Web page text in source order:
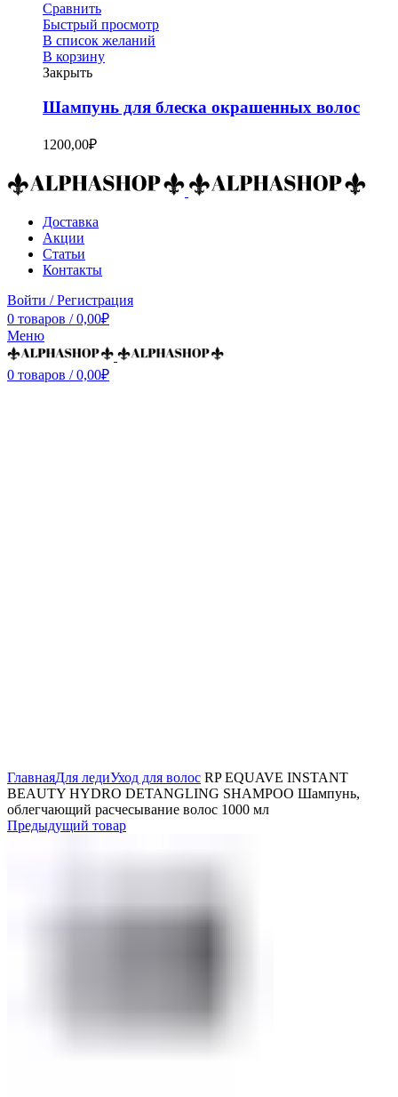
Сравнить
Быстрый просмотр
В список желаний
В корзину
Закрыть
Шампунь для блеска окрашенных волос
1200,00₽
Доставка
Акции
Статьи
Контакты
Войти / Регистрация
0 товаров / 0,00₽
Меню
0 товаров / 0,00₽
ГлавнаяДля ледиУход для волос RP EQUAVE INSTANT
BEAUTY HYDRO DETANGLING SHAMPOO Шампунь,
облегчающий расчесывание волос 1000 мл
Предыдущий товар